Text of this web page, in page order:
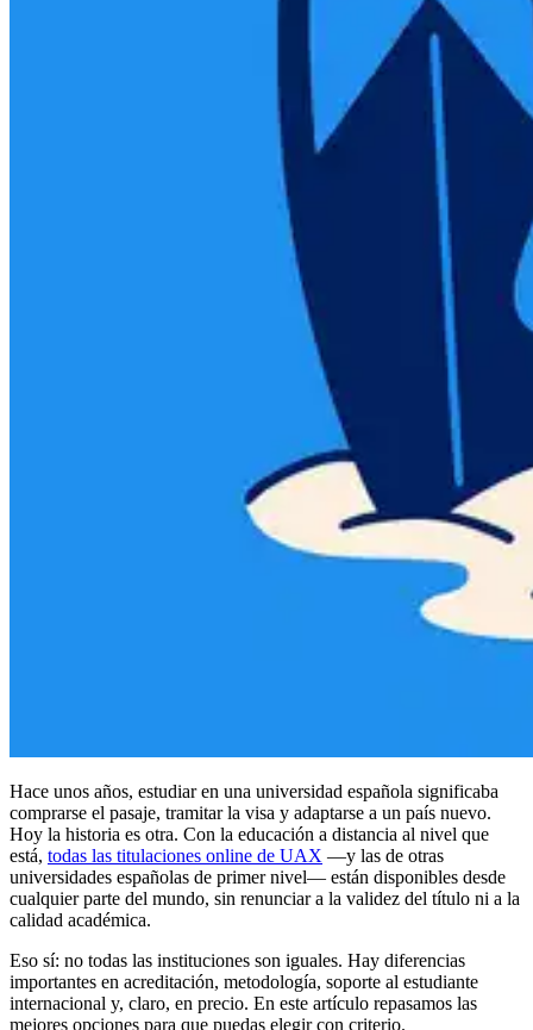
Hace unos años, estudiar en una universidad española significaba
comprarse el pasaje, tramitar la visa y adaptarse a un país nuevo.
Hoy la historia es otra. Con la educación a distancia al nivel que
está, todas las titulaciones online de UAX —y las de otras
universidades españolas de primer nivel— están disponibles desde
cualquier parte del mundo, sin renunciar a la validez del título ni a la
calidad académica.
Eso sí: no todas las instituciones son iguales. Hay diferencias
importantes en acreditación, metodología, soporte al estudiante
internacional y, claro, en precio. En este artículo repasamos las
mejores opciones para que puedas elegir con criterio.